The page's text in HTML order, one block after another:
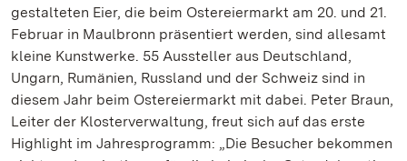
gestalteten Eier, die beim Ostereiermarkt am 20. und 21.
Februar in Maulbronn präsentiert werden, sind allesamt
kleine Kunstwerke. 55 Aussteller aus Deutschland,
Ungarn, Rumänien, Russland und der Schweiz sind in
diesem Jahr beim Ostereiermarkt mit dabei. Peter Braun,
Leiter der Klosterverwaltung, freut sich auf das erste
Highlight im Jahresprogramm: „Die Besucher bekommen